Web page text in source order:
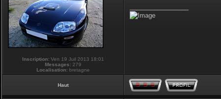
Inscription: Ven 19 Juil 2013 18:01
Messages: 279
Localisation: bretagne
Haut